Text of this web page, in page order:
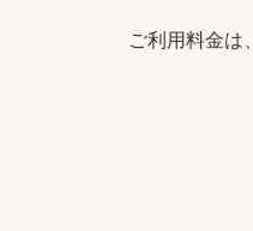
ご利用料金は